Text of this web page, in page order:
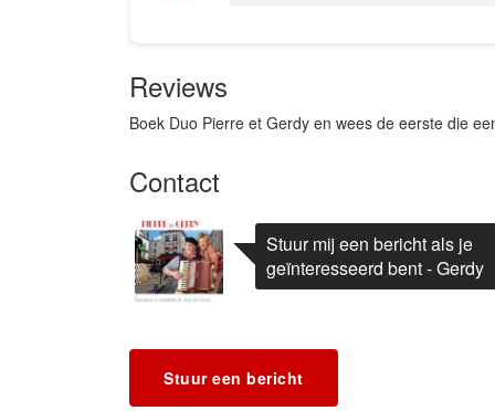
Reviews
Boek Duo Pierre et Gerdy en wees de eerste die
Contact
Stuur mij een bericht als je
geïnteresseerd bent - Gerdy
Stuur een bericht